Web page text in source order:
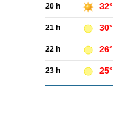
20 h 32°
21 h 30°
22 h 26°
23 h 25°